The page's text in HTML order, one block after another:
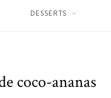
DESSERTS
coco-ananas